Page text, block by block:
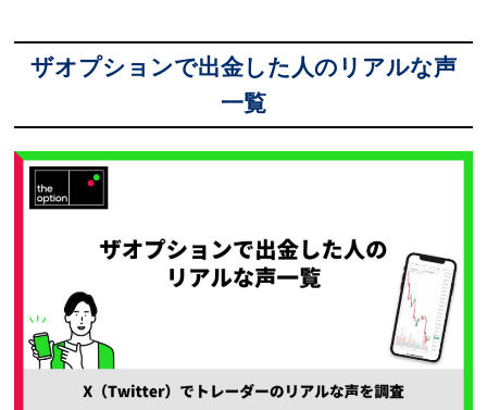
ザオプションで出金した人のリアルな声
一覧